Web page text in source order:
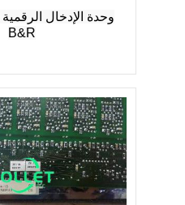
B&R